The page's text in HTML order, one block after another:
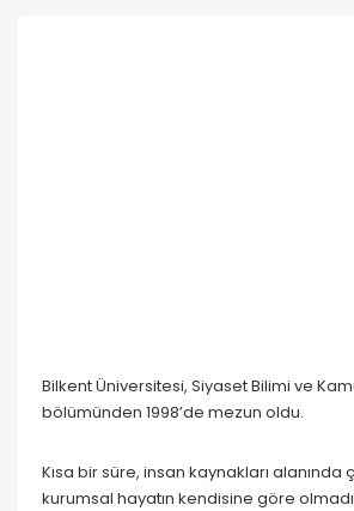
Bilkent Üniversitesi, Siyaset Bilimi ve
bölümünden 1998’de mezun oldu.
Kısa bir süre, insan kaynakları alanında
kurumsal hayatın kendisine göre